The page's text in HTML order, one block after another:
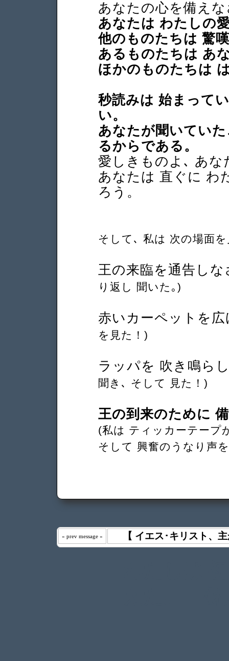
あなたの心を備え
あなたは わたしの
他のものたちは 驚
あるものたちは あ
ほかのものたちは
秒読みは 始まって
い。
あなたが聞いてい
るからである。
愛しきものよ､ あな
あなたは 直ぐに わ
ろう。
そして､ 私は 次の場面
王の来臨を通告し
り返し 聞いた｡)
赤いカーペットを
を見た！)
ラッパを 吹き鳴ら
聞き､ そして 見た！)
王の到来のために
(私は ティッカーテープ
そして 興奮のうなり声
« prev message « 【 イエス･キリスト、